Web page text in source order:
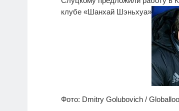
клубе «Шанхай Шэньхуа»
Фото: Dmitry Golubovich /